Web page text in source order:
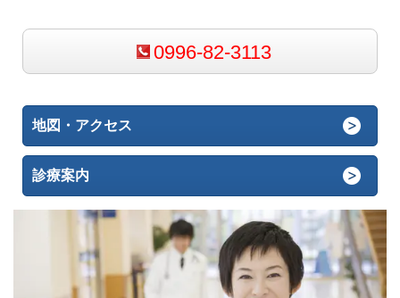
0996-82-3113
地図・アクセス
診療案内